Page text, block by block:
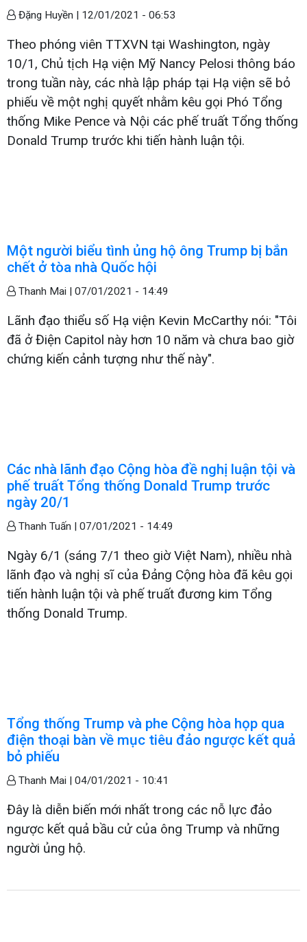
Đặng Huyền | 12/01/2021 - 06:53
Theo phóng viên TTXVN tại Washington, ngày
10/1, Chủ tịch Hạ viện Mỹ Nancy Pelosi thông báo
trong tuần này, các nhà lập pháp tại Hạ viện sẽ bỏ
phiếu về một nghị quyết nhằm kêu gọi Phó Tổng
thống Mike Pence và Nội các phế truất Tổng thống
Donald Trump trước khi tiến hành luận tội.
Một người biểu tình ủng hộ ông Trump bị bắn
chết ở tòa nhà Quốc hội
Thanh Mai | 07/01/2021 - 14:49
Lãnh đạo thiểu số Hạ viện Kevin McCarthy nói: "Tôi
đã ở Điện Capitol này hơn 10 năm và chưa bao giờ
chứng kiến cảnh tượng như thế này".
Các nhà lãnh đạo Cộng hòa đề nghị luận tội và
phế truất Tổng thống Donald Trump trước
ngày 20/1
Thanh Tuấn | 07/01/2021 - 14:49
Ngày 6/1 (sáng 7/1 theo giờ Việt Nam), nhiều nhà
lãnh đạo và nghị sĩ của Đảng Cộng hòa đã kêu gọi
tiến hành luận tội và phế truất đương kim Tổng
thống Donald Trump.
Tổng thống Trump và phe Cộng hòa họp qua
điện thoại bàn về mục tiêu đảo ngược kết quả
bỏ phiếu
Thanh Mai | 04/01/2021 - 10:41
Đây là diễn biến mới nhất trong các nỗ lực đảo
ngược kết quả bầu cử của ông Trump và những
người ủng hộ.